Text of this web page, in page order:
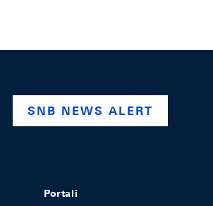
company/swiss-
www.youtube.com/
SNB NEWS ALERT
Portali